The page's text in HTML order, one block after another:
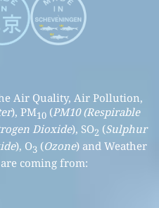
Air Quality, Air Pollution,
), PM10(PM10 (Respirable
Dioxide), SO2 (Sulphur
), O3 (Ozone) and Weather
coming from: